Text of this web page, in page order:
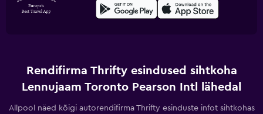
Rendifirma Thrifty esindused sihtkoha
Lennujaam Toronto Pearson Intl lähedal
Allpool näed kõigi autorendifirma Thrifty esinduste infot sihtkohas